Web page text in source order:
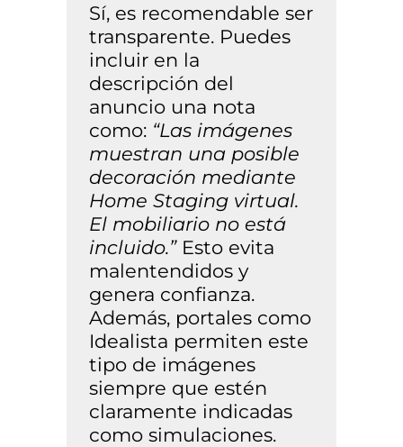
Sí, es recomendable ser
transparente. Puedes
incluir en la
descripción del
anuncio una nota
como: “Las imágenes
muestran una posible
decoración mediante
Home Staging virtual.
El mobiliario no está
incluido.”Esto evita
malentendidos y
genera confianza.
Además, portales como
Idealista permiten este
tipo de imágenes
siempre que estén
claramente indicadas
como simulaciones.